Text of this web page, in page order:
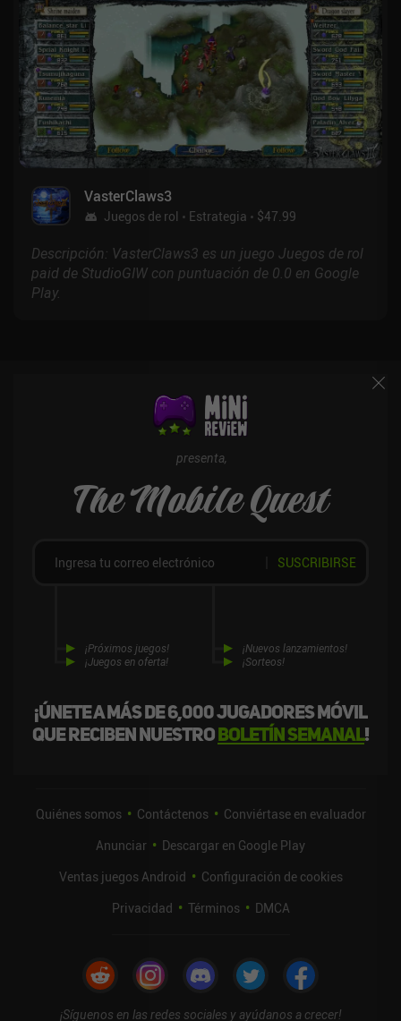
VasterClaws3
Juegos de rol Estrategia $47.99
Descripción: VasterClaws3 es un juego Juegos de rol
paid de StudioGIW con puntuación de 0.0 en Google
Play.
presenta,
The Mobile Quest
¡Únete a más de 6,000 jugadores móvil
que reciben nuestroboletín semanal!
¡Próximos juegos!
¡Juegos en oferta!
¡Nuevos lanzamientos!
¡Sorteos!
SUSCRIBIRSE
Quiénes somos Contáctenos
Conviértase en evaluador
Anunciar
Descargar en Google Play
Ventas juegos Android
Configuración de cookies
Privacidad
Términos DMCA
¡Síguenos en las redes sociales y ayúdanos a crecer!